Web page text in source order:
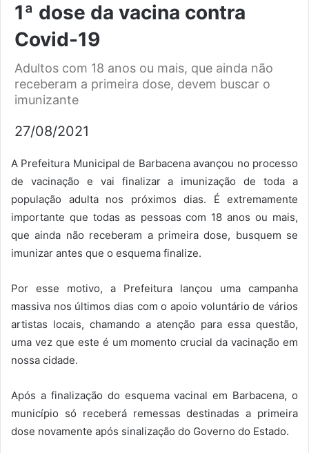
1ª dose da vacina contra
Covid-19
Adultos com 18 anos ou mais, que ainda não
receberam a primeira dose, devem buscar o
imunizante
27/08/2021
A Prefeitura Municipal de Barbacena avançou no processo
de vacinação e vai finalizar a imunização de toda a
população adulta nos próximos dias. É extremamente
importante que todas as pessoas com 18 anos ou mais,
que ainda não receberam a primeira dose, busquem se
imunizar antes que o esquema finalize.
Por esse motivo, a Prefeitura lançou uma campanha
massiva nos últimos dias com o apoio voluntário de vários
artistas locais, chamando a atenção para essa questão,
uma vez que este é um momento crucial da vacinação em
nossa cidade.
Após a finalização do esquema vacinal em Barbacena, o
município só receberá remessas destinadas a primeira
dose novamente após sinalização do Governo do Estado.